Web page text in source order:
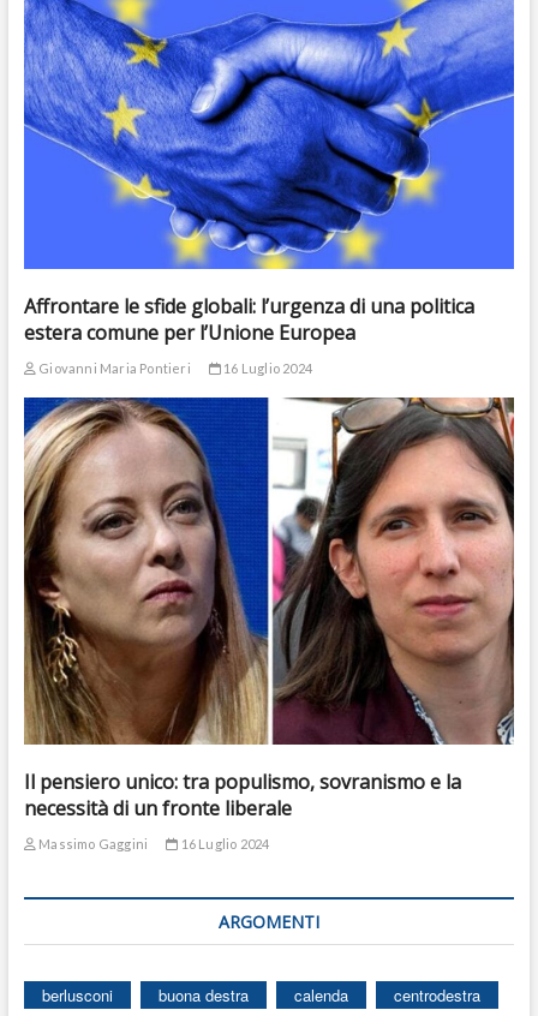
Affrontare le sfide globali: l’urgenza di una politica
estera comune per l’Unione Europea
Giovanni Maria Pontieri 16 Luglio 2024
Il pensiero unico: tra populismo, sovranismo e la
necessità di un fronte liberale
Massimo Gaggini 16 Luglio 2024
ARGOMENTI
berlusconi buona destra calenda
centrodestra